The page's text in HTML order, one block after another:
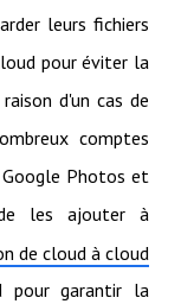
leurs fichiers
pour éviter la
d'un cas de
comptes
Photos et
les ajouter à
de cloud à cloud
garantir la